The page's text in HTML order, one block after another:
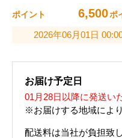
ポイント 6,500ポ
2026年06月01日
お届け予定日
01月28日以降に発送い
※お届けする地域によ
配送料は当社が負担致し